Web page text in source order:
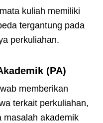
kuliah memiliki
tergantung pada
perkuliahan.
(PA)
memberikan
terkait perkuliahan,
masalah akademik